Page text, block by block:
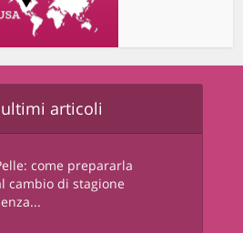
articoli
come prepararla
cambio di stagione